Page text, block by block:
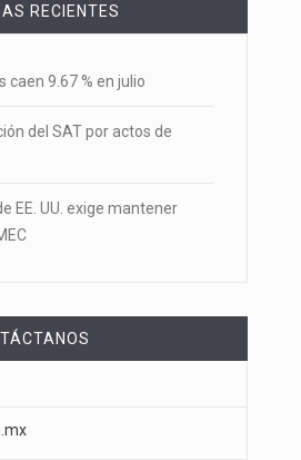
RECIENTES
caen 9.67 % en julio
del SAT por actos de
EE. UU. exige mantener